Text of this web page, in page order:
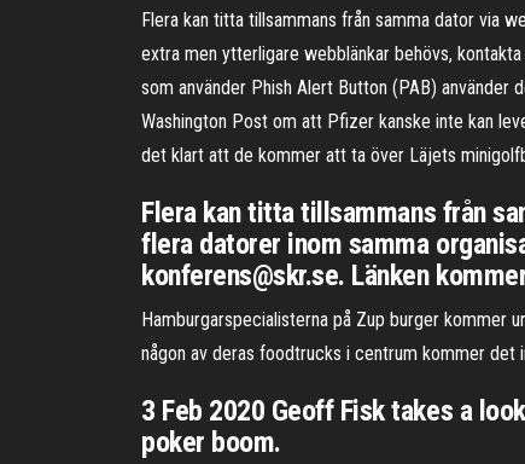
Flera kan titta tillsammans från samma dator via
extra men ytterligare webblänkar behövs,
som använder Phish Alert Button (PAB)
Washington Post om att Pfizer kanske inte kan
det klart att de kommer att ta över Läjets
Flera kan titta tillsammans från
flera datorer inom samma
konferens@skr.se. Länken
Hamburgarspecialisterna på Zup burger kommer
någon av deras foodtrucks i centrum kommer det
3 Feb 2020 Geoff Fisk takes a
poker boom.